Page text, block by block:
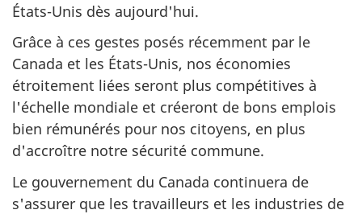
États-Unis dès aujourd'hui.
Grâce à ces gestes posés récemment par le
Canada et les États-Unis, nos économies
étroitement liées seront plus compétitives à
l'échelle mondiale et créeront de bons emplois
bien rémunérés pour nos citoyens, en plus
d'accroître notre sécurité commune.
Le gouvernement du Canada continuera de
s'assurer que les travailleurs et les industries de